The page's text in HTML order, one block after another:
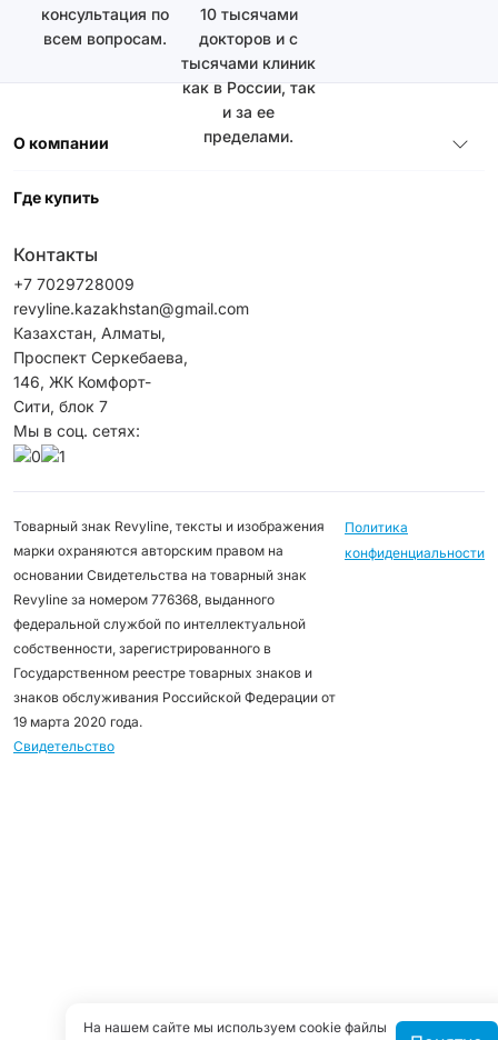
консультация по
всем вопросам.
10 тысячами
докторов и с
тысячами клиник
как в России, так
и за ее
пределами.
О компании
Где купить
Контакты
+7 7029728009
revyline.kazakhstan@gmail.com
Казахстан, Алматы,
Проспект Серкебаева,
146, ЖК Комфорт-
Сити, блок 7
Мы в соц. сетях:
Товарный знак Revyline, тексты и изображения
марки охраняются авторским правом на
основании Свидетельства на товарный знак
Revyline за номером 776368, выданного
федеральной службой по интеллектуальной
собственности, зарегистрированного в
Государственном реестре товарных знаков и
знаков обслуживания Российской Федерации от
19 марта 2020 года.
Свидетельство
Политика
конфиденциальности
На нашем сайте мы используем cookie файлы